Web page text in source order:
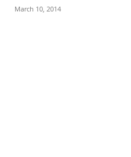
March 10, 2014